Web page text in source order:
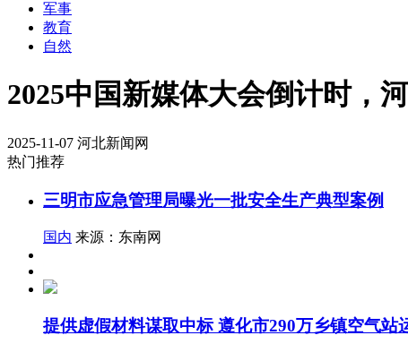
军事
教育
自然
2025中国新媒体大会倒计时，
2025-11-07 河北新闻网
热门推荐
三明市应急管理局曝光一批安全生产典型案例
国内 来源：东南网
提供虚假材料谋取中标 遵化市290万乡镇空气站